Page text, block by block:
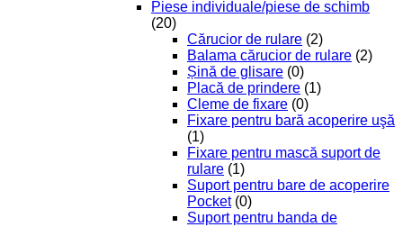
Piese individuale/piese de schimb
(20)
Cărucior de rulare (2)
Balama cărucior de rulare (2)
Șină de glisare (0)
Placă de prindere (1)
Cleme de fixare (0)
Fixare pentru bară acoperire uşă
(1)
Fixare pentru mască suport de
rulare (1)
Suport pentru bare de acoperire
Pocket (0)
Suport pentru banda de